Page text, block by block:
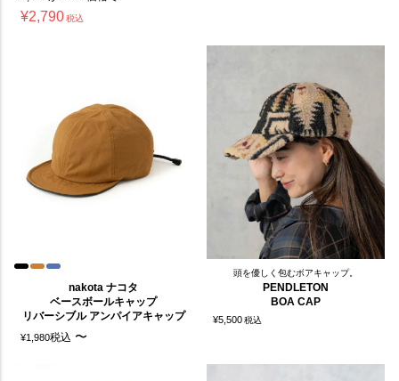
¥2,790税込
nakota ナコタ
ベースボールキャップ
リバーシブル アンパイアキャップ
¥1,980税込 〜
頭を優しく包むボアキャップ。
PENDLETON
BOA CAP
¥5,500税込